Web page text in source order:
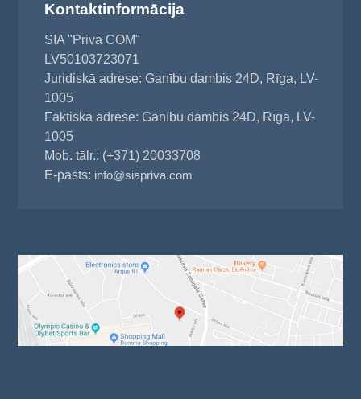
Kontaktinformācija
SIA "Priva COM"
LV50103723071
Juridiskā adrese: Ganību dambis 24D, Rīga, LV-
1005
Faktiskā adrese: Ganību dambis 24D, Rīga, LV-
1005
Mob. tālr.: (+371) 20033708
E-pasts: info@siapriva.com